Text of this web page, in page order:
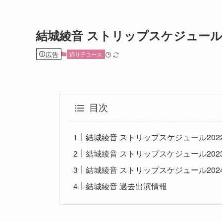
結城綾音 ストリップスケジュー
広告 踊り子コース
目次
結城綾音 ストリップスケジュール
結城綾音 ストリップスケジュール
結城綾音 ストリップスケジュール
結城綾音 過去出演情報